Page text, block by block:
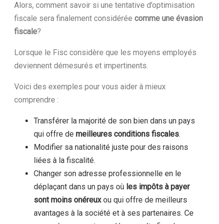
Alors, comment savoir si une tentative d’optimisation
fiscale sera finalement considérée comme une évasion
fiscale?
Lorsque le Fisc considère que les moyens employés
deviennent démesurés et impertinents.
Voici des exemples pour vous aider à mieux
comprendre :
Transférer la majorité de son bien dans un pays
qui offre de meilleures conditions fiscales.
Modifier sa nationalité juste pour des raisons
liées à la fiscalité.
Changer son adresse professionnelle en le
déplaçant dans un pays où les impôts à payer
sont moins onéreuxou qui offre de meilleurs
avantages à la société et à ses partenaires. Ce